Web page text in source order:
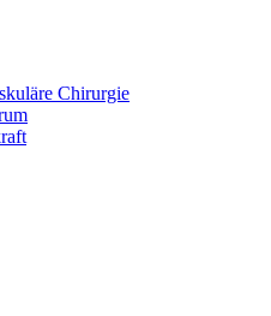
Chirurgie